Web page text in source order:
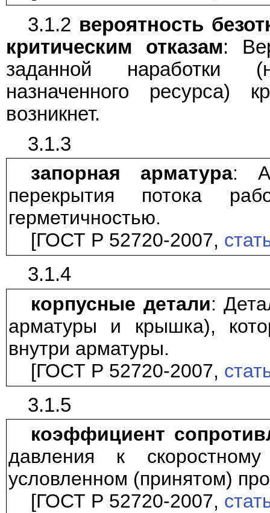
3.1.2 вероятность
критическим отказам:
заданной наработки
назначенного ресурса)
возникнет.
3.1.3
запорная арматура:
перекрытия потока
герметичностью.
[ГОСТ Р 52720-2007,
3.1.4
корпусные детали:
арматуры и крышка),
внутри арматуры.
[ГОСТ Р 52720-2007,
3.1.5
коэффициент
давления к
условленном (принятом)
[ГОСТ Р 52720-2007,